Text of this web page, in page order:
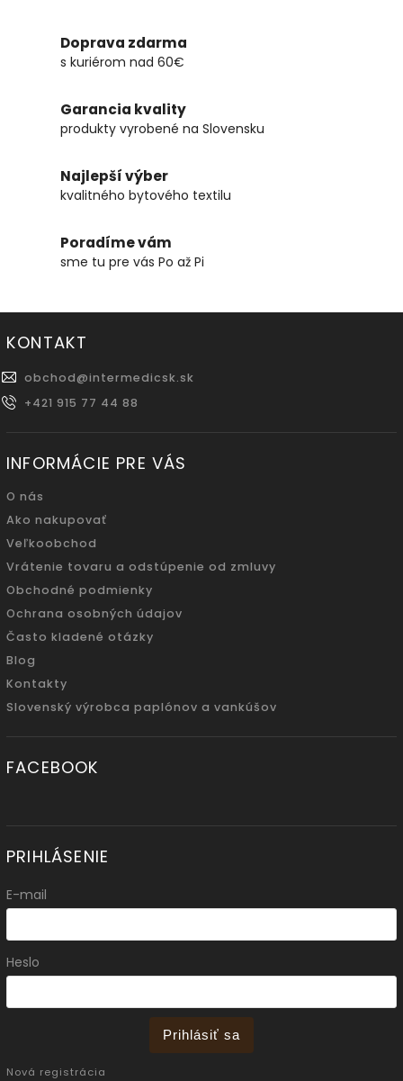
Doprava zdarma
s kuriérom nad 60€
Garancia kvality
produkty vyrobené na Slovensku
Najlepší výber
kvalitného bytového textilu
Poradíme vám
sme tu pre vás Po až Pi
KONTAKT
obchod@intermedicsk.sk
+421 915 77 44 88
INFORMÁCIE PRE VÁS
O nás
Ako nakupovať
Veľkoobchod
Vrátenie tovaru a odstúpenie od zmluvy
Obchodné podmienky
Ochrana osobných údajov
Často kladené otázky
Blog
Kontakty
Slovenský výrobca paplónov a vankúšov
FACEBOOK
PRIHLÁSENIE
E-mail
Heslo
Prihlásiť sa
Nová registrácia